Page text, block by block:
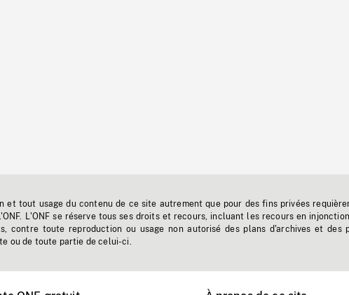
et tout usage du contenu de ce site autrement que pour des fins privées
L'ONF se réserve tous ses droits et recours, incluant les recours en
contre toute reproduction ou usage non autorisé des plans d'archives et des
ou de toute partie de celui-ci.